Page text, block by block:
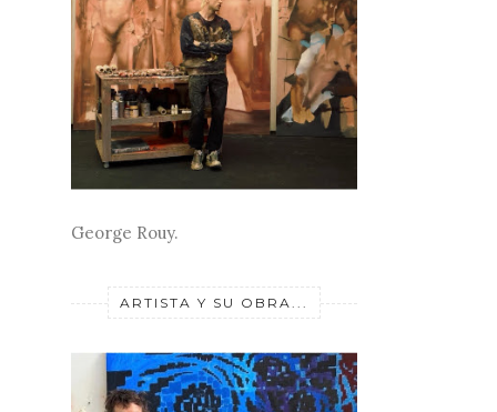
George Rouy.
ARTISTA Y SU OBRA...